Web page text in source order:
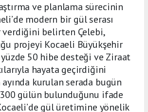
ve planlama sürecinin
modern bir gül serası
verdiğini belirten Çelebi,
projeyi Kocaeli Büyükşehir
yüzde 50 hibe desteği ve Ziraat
hayata geçirdiğini
ayında kurulan serada bugün
gülün bulunduğunu ifade
gül üretimine yönelik